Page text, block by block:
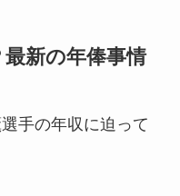
新の年俸事情
手の年収に迫って